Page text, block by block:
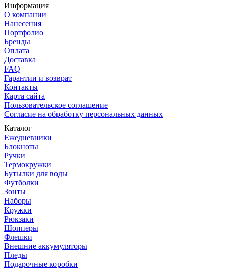
Информация
О компании
Нанесения
Портфолио
Бренды
Оплата
Доставка
FAQ
Гарантии и возврат
Контакты
Карта сайта
Пользовательское соглашение
Согласие на обработку персональных данных
Каталог
Ежедневники
Блокноты
Ручки
Термокружки
Бутылки для воды
Футболки
Зонты
Наборы
Кружки
Рюкзаки
Шопперы
Флешки
Внешние аккумуляторы
Пледы
Подарочные коробки